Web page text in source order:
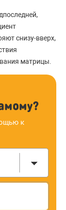
снизу-вверх,
матрицы.
к